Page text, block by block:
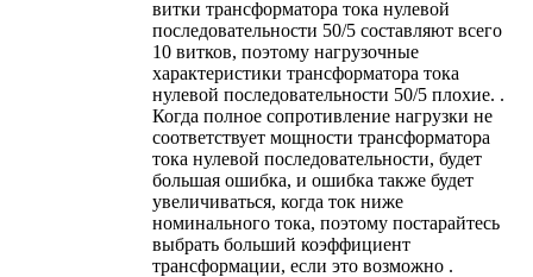
витки трансформатора тока нулевой
последовательности 50/5 составляют всего
10 витков, поэтому нагрузочные
характеристики трансформатора тока
нулевой последовательности 50/5 плохие. .
Когда полное сопротивление нагрузки не
соответствует мощности трансформатора
тока нулевой последовательности, будет
большая ошибка, и ошибка также будет
увеличиваться, когда ток ниже
номинального тока, поэтому постарайтесь
выбрать больший коэффициент
трансформации, если это возможно .